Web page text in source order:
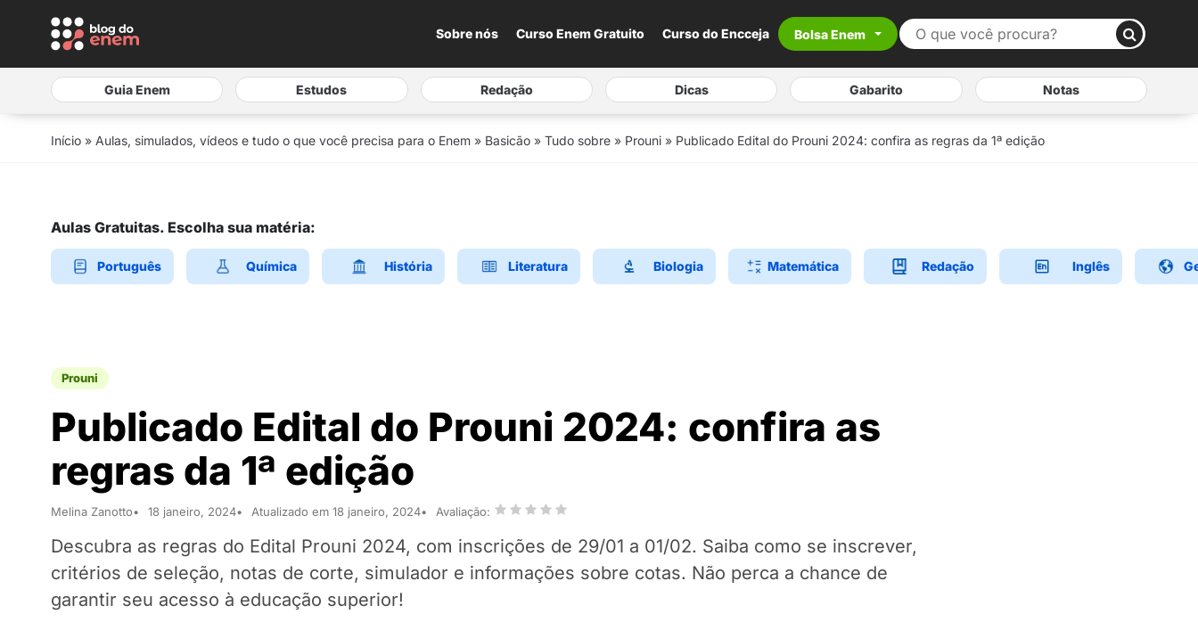
Sobre nós Curso Enem Gratuito Curso do Encceja Bolsa Enem
Guia Enem Estudos Redação Dicas Gabarito Notas
Início » Aulas, simulados, vídeos e tudo o que você precisa para o Enem » Basicão » Tudo sobre » Prouni » Publicado Edital do Prouni 2024: confira as regras da 1ª edição
Aulas Gratuitas. Escolha sua matéria:
Português Química História Literatura Biologia Matemática Redação Inglês
Prouni
Publicado Edital do Prouni 2024: confira as
regras da 1ª edição
Melina Zanotto 18 janeiro, 2024 Atualizado em 18 janeiro, 2024 Avaliação:
Descubra as regras do Edital Prouni 2024, com inscrições de 29/01 a 01/02. Saiba como se inscrever,
critérios de seleção, notas de corte, simulador e informações sobre cotas. Não perca a chance de
garantir seu acesso à educação superior!